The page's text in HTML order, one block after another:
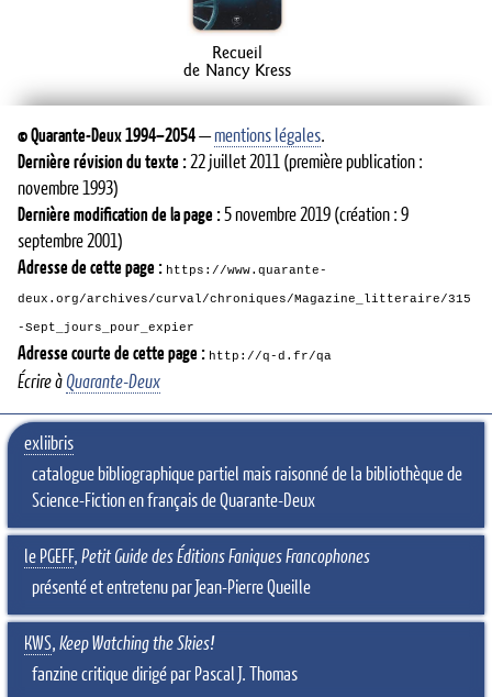
Recueil
de Nancy Kress
©Quarante-Deux1994–2054—mentions légales.
Dernière révision du texte : 22 juillet 2011 (première publication :
novembre 1993)
Dernière modification de la page :5 novembre 2019 (création : 9
septembre 2001)
Adresse de cette page : https://www.quarante-
deux.org/archives/curval/chroniques/Magazine_litteraire/315
-Sept_jours_pour_expier
Adresse courte de cette page : http://q-d.fr/qa
Écrire à Quarante-Deux
exliibris
catalogue bibliographique partiel mais raisonné de la bibliothèque de
Science-Fiction en français de Quarante-Deux
le PGEFF, Petit Guide des Éditions Faniques Francophones
présenté et entretenu par Jean-Pierre Queille
KWS, Keep Watching the Skies!
fanzine critique dirigé par Pascal J. Thomas